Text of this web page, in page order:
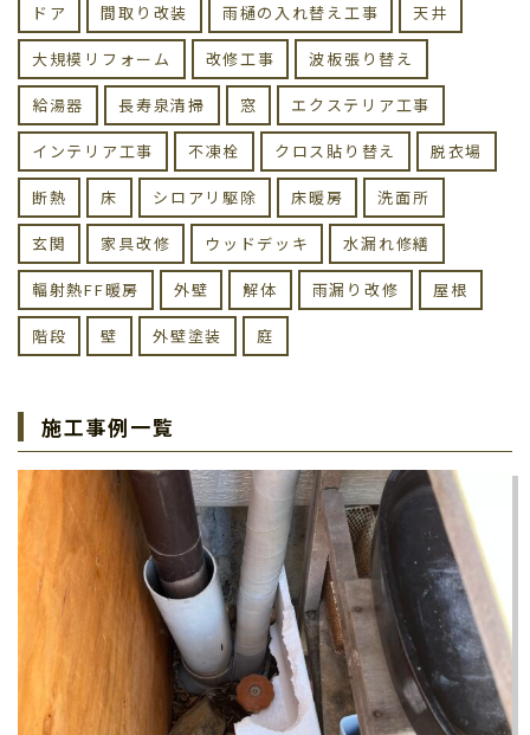
ドア 間取り改装 雨樋の入れ替え工事 天井
大規模リフォーム 改修工事 波板張り替え
給湯器 長寿泉清掃 窓 エクステリア工事
インテリア工事 不凍栓 クロス貼り替え 脱衣場
断熱 床 シロアリ駆除 床暖房 洗面所
玄関 家具改修 ウッドデッキ 水漏れ修繕
輻射熱FF暖房 外壁 解体 雨漏り改修 屋根
階段 壁 外壁塗装 庭
施工事例一覧